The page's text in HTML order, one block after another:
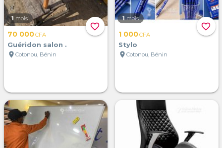
favorite_border
1 mois
70 000CFA
Guéridon salon .
location_on Cotonou, Bénin
favorite_border
1 mois
1 000CFA
Stylo
location_on Cotonou, Bénin